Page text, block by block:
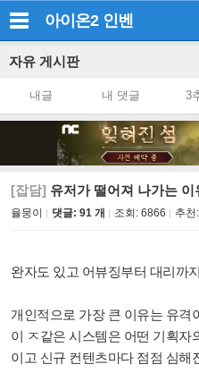
아이온2 인벤
자유 게시판
내글 내 댓글 3
[잡담] 유저가 떨어져 나가는 이
율뭉이 댓글: 91 개 조회: 6866 추천:
완자도 있고 어뷰징부터 대리까
개인적으로 가장 큰 이유는 유격
이 ㅈ같은 시스템은 어떤 기획자
이고 신규 컨텐츠마다 점점 심해